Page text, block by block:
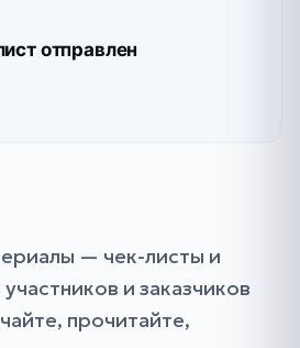
отправлен
— чек-листы и
и заказчиков
прочитайте,